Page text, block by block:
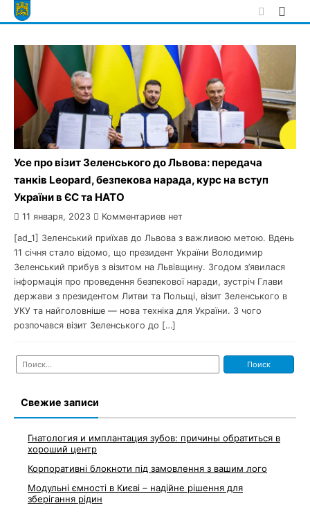
Skip
to
Усе про візит Зеленського до Львова: передача
танків Leopard, безпекова нарада, курс на вступ
України в ЄС та НАТО
11 января, 2023 Комментариев нет
[ad_1] Зеленський приїхав до Львова з важливою метою. Вдень
11 січня стало відомо, що президент України Володимир
Зеленський прибув з візитом на Львівщину. Згодом з’явилася
інформація про проведення безпекової наради, зустріч Глави
держави з президентом Литви та Польщі, візит Зеленського в
УКУ та найголовніше — нова техніка для України. З чого
розпочався візит Зеленського до […]
Найти:
Свежие записи
Гнатология и имплантация зубов: причины обратиться в
хороший центр
Корпоративні блокноти під замовлення з вашим лого
Модульні ємності в Києві – надійне рішення для
зберігання рідин